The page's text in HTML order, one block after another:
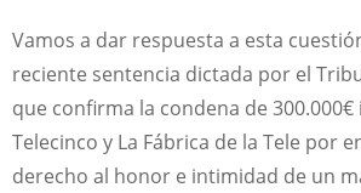
Vamos a dar respuesta a esta
reciente sentencia dictada por el
que confirma la condena de 300.000€
Telecinco y La Fábrica de la Tele por
derecho al honor e intimidad de un